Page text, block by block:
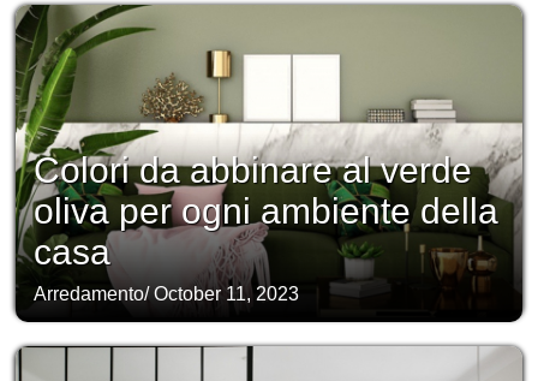
Colori da abbinare al verde
oliva per ogni ambiente della
casa
Arredamento/October 11, 2023